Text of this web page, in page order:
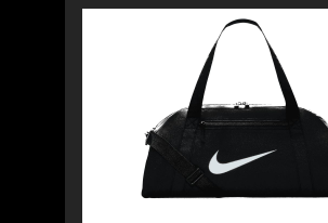
1163533 MAINHAUSENDeutschland